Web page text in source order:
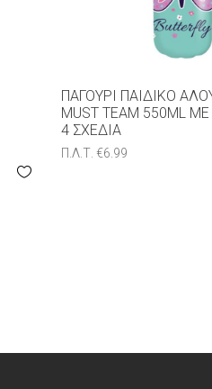
ΠΑΓΟΎΡΙ ΠΑΙΔΙΚΌ
MUST TEAM 550ML
4 ΣXΈΔΙΑ
Π.Λ.Τ.€6.99